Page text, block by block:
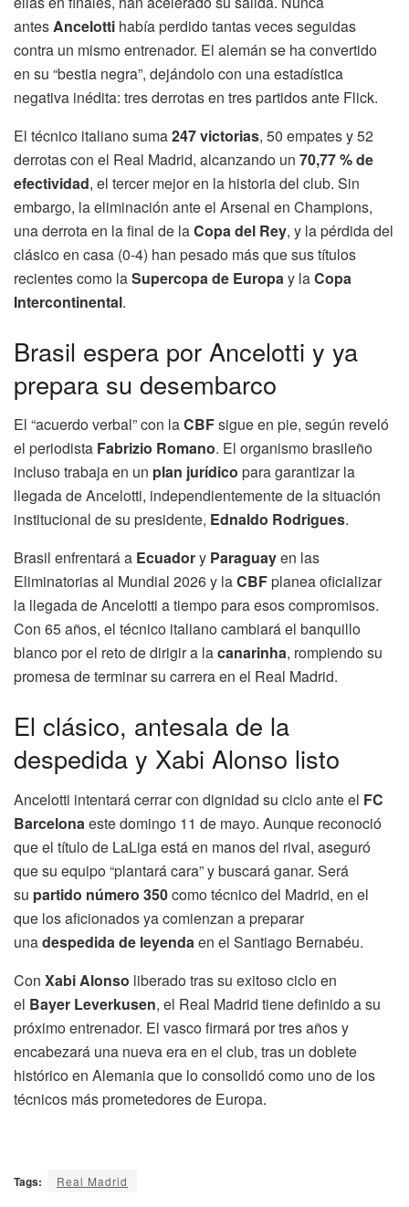
antesAncelotti había perdido tantas veces seguidas
contra un mismo entrenador. El alemán se ha convertido
en su “bestia negra”, dejándolo con una estadística
negativa inédita: tres derrotas en tres partidos ante Flick.
El técnico italiano suma247 victorias, 50 empates y 52
derrotas con el Real Madrid, alcanzando un 70,77 % de
efectividad, el tercer mejor en la historia del club. Sin
embargo, la eliminación ante el Arsenal en Champions,
una derrota en la final de laCopa del Rey, y la pérdida del
clásico en casa (0-4) han pesado más que sus títulos
recientes como laSupercopa de Europay laCopa
Intercontinental.
Brasil espera por Ancelotti y ya
prepara su desembarco
El “acuerdo verbal” con laCBFsigue en pie, según reveló
el periodista Fabrizio Romano. El organismo brasileño
incluso trabaja en un plan jurídico para garantizar la
llegada de Ancelotti, independientemente de la situación
institucional de su presidente, Ednaldo Rodrigues.
Brasil enfrentará a Ecuadory Paraguayen las
Eliminatorias al Mundial 2026 y laCBFplanea oficializar
la llegada de Ancelotti a tiempo para esos compromisos.
Con 65 años, el técnico italiano cambiará el banquillo
blanco por el reto de dirigir a lacanarinha, rompiendo su
promesa de terminar su carrera en el Real Madrid.
El clásico, antesala de la
despedida y Xabi Alonso listo
Ancelotti intentará cerrar con dignidad su ciclo ante el FC
Barcelona este domingo 11 de mayo. Aunque reconoció
que el título de LaLiga está en manos del rival, aseguró
que su equipo “plantará cara” y buscará ganar. Será
su partido número 350como técnico del Madrid, en el
que los aficionados ya comienzan a preparar
unadespedida de leyenda en el Santiago Bernabéu.
Con Xabi Alonso liberado tras su exitoso ciclo en
el Bayer Leverkusen, el Real Madrid tiene definido a su
próximo entrenador. El vasco firmará por tres años y
encabezará una nueva era en el club, tras un doblete
histórico en Alemania que lo consolidó como uno de los
técnicos más prometedores de Europa.
Tags: Real Madrid